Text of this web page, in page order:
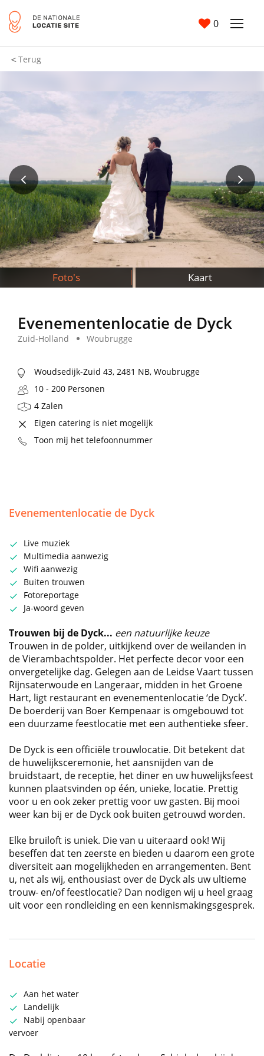
0
Terug
Foto's Kaart
Evenementenlocatie de Dyck
Zuid-Holland Woubrugge
Woudsedijk-Zuid 43, 2481 NB, Woubrugge
10 - 200 Personen
4 Zalen
Eigen catering is niet mogelijk
Toon mij het telefoonnummer
Evenementenlocatie de Dyck
Live muziek
Multimedia aanwezig
Wifi aanwezig
Buiten trouwen
Fotoreportage
Ja-woord geven
Trouwen bij de Dyck... een natuurlijke keuze
Trouwen in de polder, uitkijkend over de weilanden in
de Vierambachtspolder. Het perfecte decor voor een
onvergetelijke dag. Gelegen aan de Leidse Vaart tussen
Rijnsaterwoude en Langeraar, midden in het Groene
Hart, ligt restaurant en evenementenlocatie ‘de Dyck’.
De boerderij van Boer Kempenaar is omgebouwd tot
een duurzame feestlocatie met een authentieke sfeer.
De Dyck is een officiële trouwlocatie. Dit betekent dat
de huwelijksceremonie, het aansnijden van de
bruidstaart, de receptie, het diner en uw huwelijksfeest
kunnen plaatsvinden op één, unieke, locatie. Prettig
voor u en ook zeker prettig voor uw gasten. Bij mooi
weer kan bij er de Dyck ook buiten getrouwd worden.
Elke bruiloft is uniek. Die van u uiteraard ook! Wij
beseffen dat ten zeerste en bieden u daarom een grote
diversiteit aan mogelijkheden en arrangementen. Bent
u, net als wij, enthousiast over de Dyck als uw ultieme
trouw- en/of feestlocatie? Dan nodigen wij u heel graag
uit voor een rondleiding en een kennismakingsgesprek.
Locatie
Aan het water
Landelijk
Nabij openbaar
vervoer